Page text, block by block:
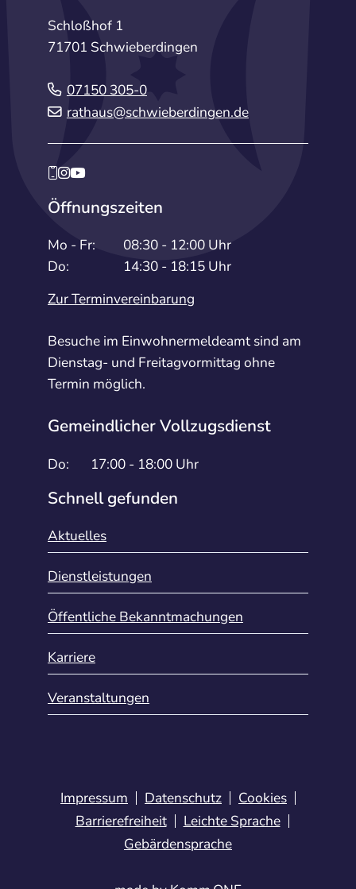
Schloßhof 1
71701 Schwieberdingen
07150 305-0
rathaus@schwieberdingen.de
Öffnungszeiten
Mo - Fr:
08:30 - 12:00 Uhr
Do:
14:30 - 18:15 Uhr
Zur Terminvereinbarung
Besuche im Einwohnermeldeamt sind am
Dienstag- und Freitagvormittag ohne
Termin möglich.
Gemeindlicher Vollzugsdienst
Do: 17:00 - 18:00 Uhr
Schnell gefunden
Aktuelles
Dienstleistungen
Öffentliche Bekanntmachungen
Karriere
Veranstaltungen
Impressum Datenschutz
Cookies
Barrierefreiheit
Leichte Sprache
Gebärdensprache